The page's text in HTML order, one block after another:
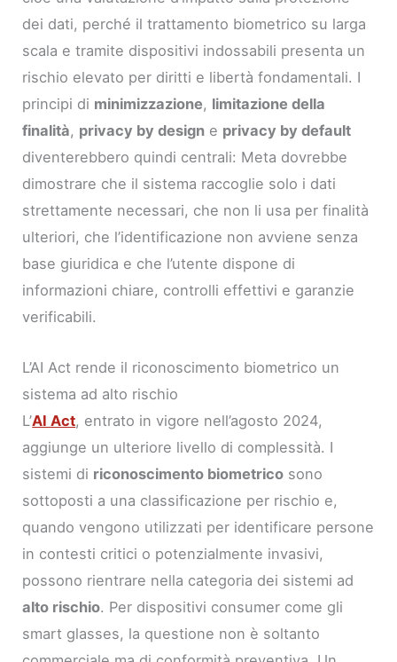
dei dati, perché il trattamento biometrico su larga
scala e tramite dispositivi indossabili presenta un
rischio elevato per diritti e libertà fondamentali. I
principi di minimizzazione, limitazione della
finalità, privacy by design e privacy by default
diventerebbero quindi centrali: Meta dovrebbe
dimostrare che il sistema raccoglie solo i dati
strettamente necessari, che non li usa per finalità
ulteriori, che l’identificazione non avviene senza
base giuridica e che l’utente dispone di
informazioni chiare, controlli effettivi e garanzie
verificabili.
L’AI Act rende il riconoscimento biometrico un
sistema ad alto rischio
L’AI Act, entrato in vigore nell’agosto 2024,
aggiunge un ulteriore livello di complessità. I
sistemi di riconoscimento biometrico sono
sottoposti a una classificazione per rischio e,
quando vengono utilizzati per identificare persone
in contesti critici o potenzialmente invasivi,
possono rientrare nella categoria dei sistemi ad
alto rischio. Per dispositivi consumer come gli
smart glasses, la questione non è soltanto